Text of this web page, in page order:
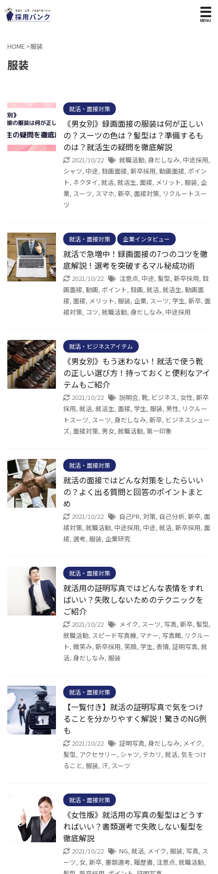
HOME >服装
服装
就活・面接対策
《男女別》録画面接の服装は何が正しい
の？スーツの色は？髪型は？準備するも
のは？就活生の疑問を徹底解説
2021/10/22 就職活動, 身だしなみ, 中途採用,
シャツ, 中途, 録画面接, 新卒採用, 動画面接, ポイン
ト, ネクタイ, 就活, 就活生, 面接, メリット, 服装, 企
業, スーツ, スマホ, 新卒, 面接対策, リクルートスー
ツ
就活・面接対策 企業インタビュー
就活で急増中！録画面接の7つのコツを徹
底解説！選考を突破するマル秘成功術
2021/10/22 注意点, 中途, 髪型, 新卒採用, 録
画面接, 動画, ポイント, 録画, 就活, 就活生, 動画面
接, 面接, メリット, 服装, 企業, スーツ, 学生, 新卒, 面
接対策, コツ, 就職活動, 身だしなみ, 中途採用
就活・ビジネスアイテム
《男女別》もう迷わない！就活で使う靴
の正しい選び方！持っておくと便利なアイ
テムもご紹介
2021/10/22 説明会, 靴, ビジネス, 女性, 新卒
採用, 就活, 就活生, 面接, 学生, 服装, 男性, リクルー
トスーツ, スーツ, 身だしなみ, 新卒, ビジネスシュー
ズ, 面接対策, 男女, 就職活動, 第一印象
就活・面接対策
就活の面接ではどんな対策をしたらいい
の？よく出る質問と回答のポイントまと
め
2021/10/22 自己PR, 対策, 自己分析, 新卒, 面
接対策, 就職活動, 中途採用, 中途, 就活, 新卒採用, 面
接, 選考, 服装, 企業研究
就活・面接対策
就活用の証明写真ではどんな表情をすれ
ばいい？失敗しないためのテクニックを
ご紹介
2021/10/22 メイク, スーツ, 写真, 新卒, 髪型,
就職活動, スピード写真機, マナー, 写真館, リクルー
ト, 微笑み, 新卒採用, 笑顔, 学生, 表情, 証明写真, 就
活, 身だしなみ, 服装
就活・面接対策
【一覧付き】就活の証明写真で気をつけ
ることを分かりやすく解説！驚きのNG例
も
2021/10/22 証明写真, 身だしなみ, メイク,
髪型, アクセサリー, シャツ, テカリ , 就活, 気をつけ
ること, 服装, 汗, スーツ
就活・面接対策
《女性版》就活用の写真の髪型はどうす
ればいい？書類選考で失敗しない髪型を
徹底解説
2021/10/22 NG, 就活, メイク, 服装, 写真, ス
ーツ, 女, 新卒, 書類選考, 履歴書, 注意点, 就職活動,